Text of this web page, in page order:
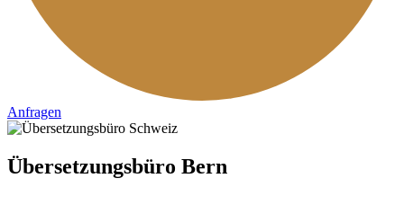
Anfragen
Übersetzungsbüro Bern